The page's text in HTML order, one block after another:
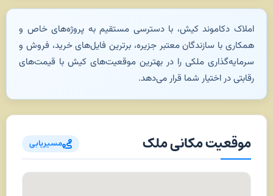
املاک دکاموند کیش، با دسترسی مستقیم به پروژه‌های خاص و
همکاری با سازندگان معتبر جزیره، برترین فایل‌های خرید، فروش و
سرمایه‌گذاری ملکی را در بهترین موقعیت‌های کیش با قیمت‌های
رقابتی در اختیار شما قرار می‌دهد.
موقعیت مکانی ملک مسیریابی